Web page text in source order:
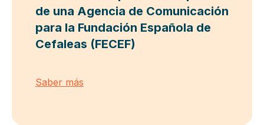
de una Agencia de Comunicación
para la Fundación Española de
Cefaleas (FECEF)
Saber más